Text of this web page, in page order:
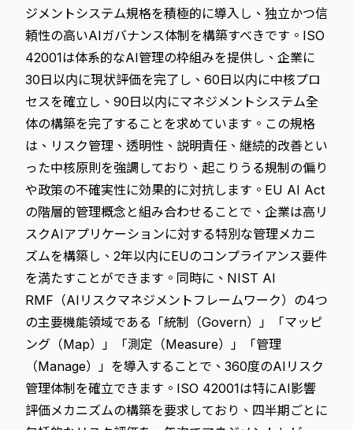
ジメントシステム規格を積極的に導入し、独立かつ信
頼性の高いAIガバナンス体制を構築すべきです。ISO
42001は体系的なAI管理の枠組みを提供し、企業に
30日以内に現状評価を完了し、60日以内に中核プロ
セスを確立し、90日以内にマネジメントシステム全
体の構築を完了することを求めています。この規格
は、リスク管理、透明性、説明責任、継続的改善とい
った中核原則を強調しており、起こりうる規制の偏り
や政策の不確実性に効果的に対抗します。EU AI Act
の階層的管理概念と組み合わせることで、企業は高リ
スクAIアプリケーションに対する特別な管理メカニ
ズムを構築し、2年以内にEUのコンプライアンス要件
を満たすことができます。同時に、NIST AI
RMF（AIリスクマネジメントフレームワーク）の4つ
の主要機能領域である「統制（Govern）」「マッピ
ング（Map）」「測定（Measure）」「管理
（Manage）」を導入することで、360度のAIリスク
管理体制を確立できます。ISO 42001は特にAI影響
評価メカニズムの構築を要求しており、四半期ごとに